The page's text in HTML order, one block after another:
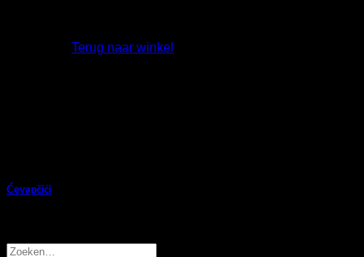
Terug naar winkel
Ćevapčići